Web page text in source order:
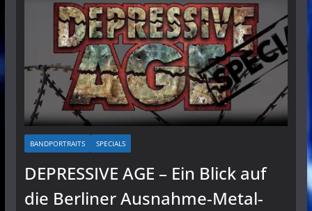
BANDPORTRAITS SPECIALS
DEPRESSIVE AGE – Ein Blick auf
die Berliner Ausnahme-Metal-